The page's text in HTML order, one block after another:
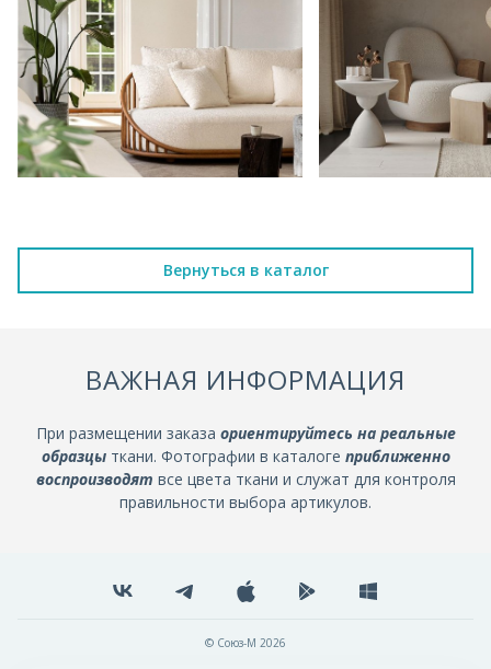
Вернуться в каталог
ВАЖНАЯ ИНФОРМАЦИЯ
При размещении заказа ориентируйтесь на реальные
образцыткани. Фотографии в каталоге приближенно
воспроизводят все цвета ткани и служат для контроля
правильности выбора артикулов.
© Союз-М 2026